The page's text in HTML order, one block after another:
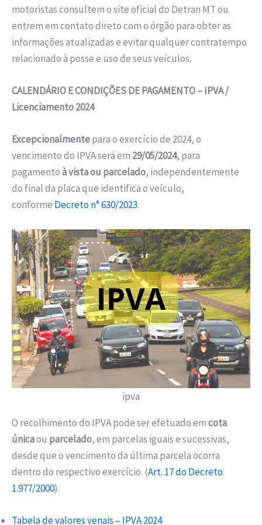
motoristas consultem o site oficial do Detran MT ou
entrem em contato direto com o órgão para obter as
informações atualizadas e evitar qualquer contratempo
relacionado à posse e uso de seus veículos.
CALENDÁRIO E CONDIÇÕES DE PAGAMENTO – IPVA /
Licenciamento 2024
Excepcionalmentepara o exercício de 2024, o
vencimento do IPVA será em 29/05/2024, para
pagamentoà vista ou parcelado, independentemente
do final da placa que identifica o veículo,
conforme Decreto n° 630/2023.
ipva
O recolhimento do IPVA pode ser efetuado emcota
únicaou parcelado, em parcelas iguais e sucessivas,
desde que o vencimento da última parcela ocorra
dentro do respectivo exercício. (Art. 17 do Decreto
1.977/2000).
Tabela de valores venais – IPVA 2024